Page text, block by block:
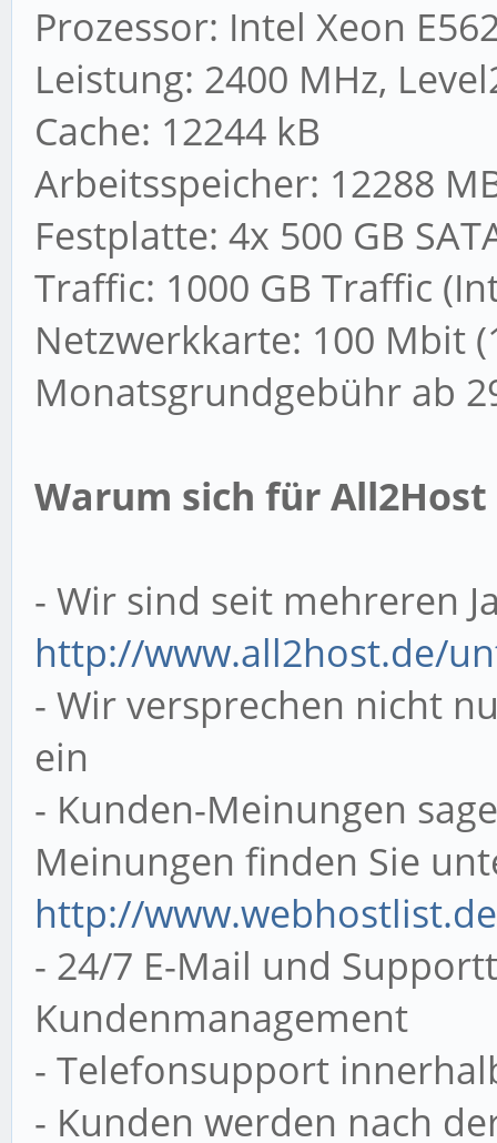
Prozessor: Intel Xeon
Leistung: 2400 MHz,
Cache: 12244 kB
Arbeitsspeicher: 12288
Festplatte: 4x 500 GB
Traffic: 1000 GB Traffic
Netzwerkkarte: 100 Mbit
Monatsgrundgebühr ab
Warum sich für All2Host
- Wir sind seit mehreren
http://www.all2host.de/
- Wir versprechen nicht
ein
- Kunden-Meinungen
Meinungen finden Sie
http://
- 24/7 E-Mail und
Kundenmanagement
- Telefonsupport
- Kunden werden nach